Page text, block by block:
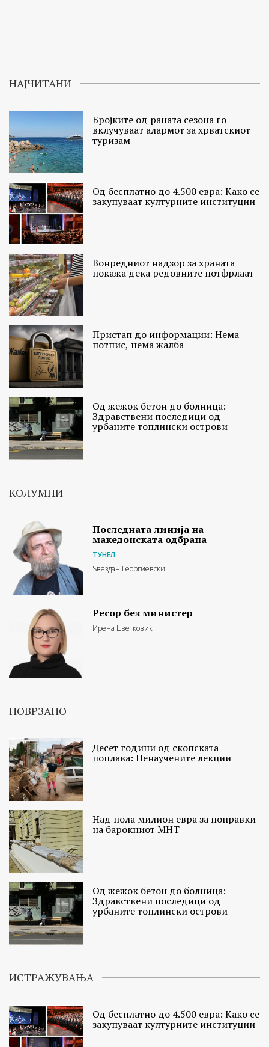
НАЈЧИТАНИ
Бројките од раната сезона го
вклучуваат алармот за хрватскиот
туризам
Од бесплатно до 4.500 евра: Како се
закупуваат културните институции
Вонредниот надзор за храната
покажа дека редовните потфрлаат
Пристап до информации: Нема
потпис, нема жалба
Од жежок бетон до болница:
Здравствени последици од
урбаните топлински острови
КОЛУМНИ
Последната линија на
македонската одбрана
ТУНЕЛ
Ѕвездан Георгиевски
Ресор без министер
Ирена Цветковиќ
ПОВРЗАНО
Десет години од скопската
поплава: Ненаучените лекции
Над пола милион евра за поправки
на барокниот МНТ
Од жежок бетон до болница:
Здравствени последици од
урбаните топлински острови
ИСТРАЖУВАЊА
Од бесплатно до 4.500 евра: Како се
закупуваат културните институции